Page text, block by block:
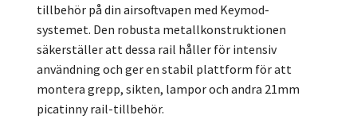
tillbehör på din airsoftvapen med Keymod-
systemet. Den robusta metallkonstruktionen
säkerställer att dessa rail håller för intensiv
användning och ger en stabil plattform för att
montera grepp, sikten, lampor och andra 21mm
picatinny rail-tillbehör.